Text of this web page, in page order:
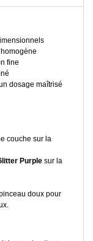
fine
dosage maîtrisé
couche sur la
Purple sur la
doux pour